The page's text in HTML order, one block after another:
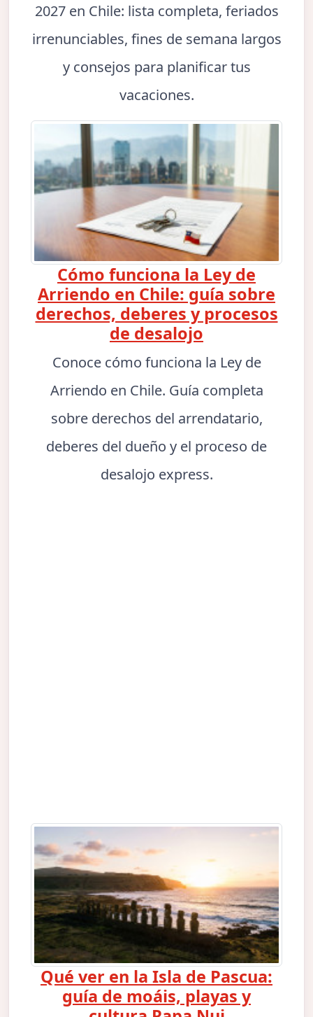
2027 en Chile: lista completa, feriados
irrenunciables, fines de semana largos
y consejos para planificar tus
vacaciones.
Cómo funciona la Ley de
Arriendo en Chile: guía sobre
derechos, deberes y procesos
de desalojo
Conoce cómo funciona la Ley de
Arriendo en Chile. Guía completa
sobre derechos del arrendatario,
deberes del dueño y el proceso de
desalojo express.
Qué ver en la Isla de Pascua:
guía de moáis, playas y